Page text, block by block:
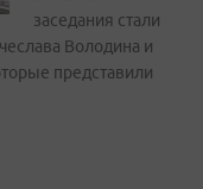
заседания стали
Володина и
представили